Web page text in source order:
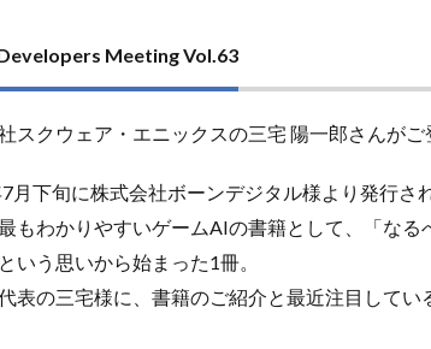
Meeting Vol.63
スクウェア・エニックスの三宅 陽一郎さんがご
月下旬に株式会社ボーンデジタル様より発行さ
もわかりやすいゲームAIの書籍として、「な
いう思いから始まった1冊。
表の三宅様に、書籍のご紹介と最近注目して